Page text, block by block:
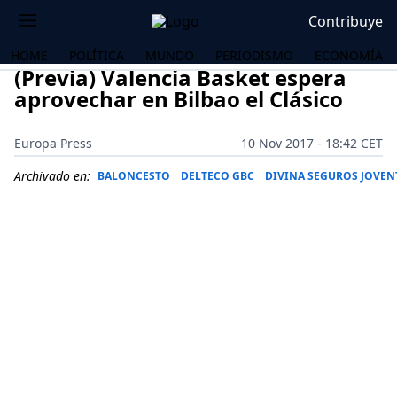
Contribuye
HOME POLÍTICA MUNDO PERIODISMO ECONOMÍA
(Previa) Valencia Basket espera
aprovechar en Bilbao el Clásico
Europa Press
10 Nov 2017 - 18:42 CET
Archivado en: BALONCESTO DELTECO GBC DIVINA SEGUROS